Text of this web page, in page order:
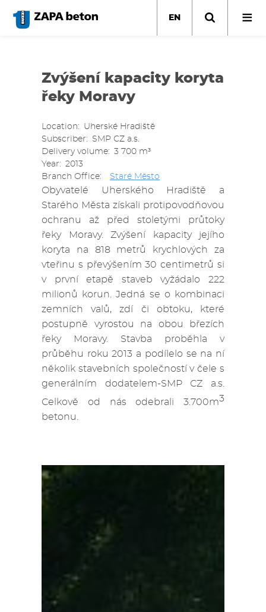
main
EN
Zvýšení kapacity koryta
řeky Moravy
Location
Uherské Hradiště
Subscriber
SMP CZ a.s.
Delivery volume
3 700 m³
Year
2013
Branch Office
Staré Město
Obyvatelé Uherského Hradiště a
Starého Města získali protipovodňovou
ochranu až před stoletými průtoky
řeky Moravy. Zvýšení kapacity jejího
koryta na 818 metrů krychlových za
vteřinu s převýšením 30 centimetrů si
v první etapě staveb vyžádalo 222
milionů korun. Jedná se o kombinaci
zemních valů, zdí či obtoku, které
postupně vyrostou na obou březích
řeky Moravy. Stavba proběhla v
průběhu roku 2013 a podílelo se na ní
několik stavebních společností v čele s
generálním dodatelem-SMP CZ a.s.
Celkově od nás odebrali 3.700m3
betonu.